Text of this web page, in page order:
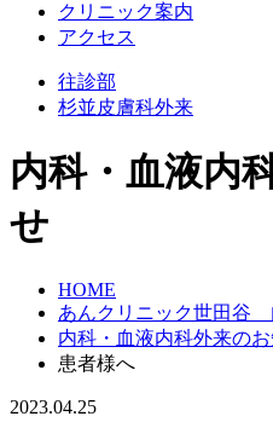
クリニック案内
アクセス
往診部
杉並皮膚科外来
内科・血液内
せ
HOME
あんクリニック世田谷
内科・血液内科外来の
患者様へ
2023.04.25